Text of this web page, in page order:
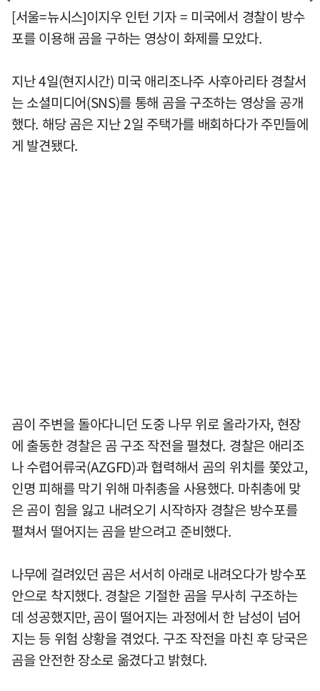
[서울=뉴시스]이지우 인턴 기자 = 미국에서 경찰이 방수
포를 이용해 곰을 구하는 영상이 화제를 모았다.
지난 4일(현지시간) 미국 애리조나주 사후아리타 경찰서
는 소셜미디어(SNS)를 통해 곰을 구조하는 영상을 공개
했다. 해당 곰은 지난 2일 주택가를 배회하다가 주민들에
게 발견됐다.
곰이 주변을 돌아다니던 도중 나무 위로 올라가자, 현장
에 출동한 경찰은 곰 구조 작전을 펼쳤다. 경찰은 애리조
나 수렵어류국(AZGFD)과 협력해서 곰의 위치를 쫓았고,
인명 피해를 막기 위해 마취총을 사용했다. 마취총에 맞
은 곰이 힘을 잃고 내려오기 시작하자 경찰은 방수포를
펼쳐서 떨어지는 곰을 받으려고 준비했다.
나무에 걸려있던 곰은 서서히 아래로 내려오다가 방수포
안으로 착지했다. 경찰은 기절한 곰을 무사히 구조하는
데 성공했지만, 곰이 떨어지는 과정에서 한 남성이 넘어
지는 등 위험 상황을 겪었다. 구조 작전을 마친 후 당국은
곰을 안전한 장소로 옮겼다고 밝혔다.